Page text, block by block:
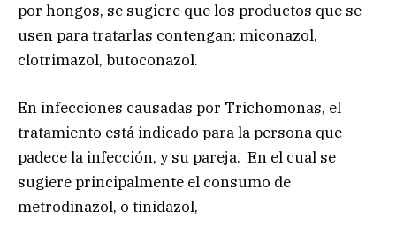
por hongos, se sugiere que los productos que se
usen para tratarlas contengan: miconazol,
clotrimazol, butoconazol.
En infecciones causadas por Trichomonas, el
tratamiento está indicado para la persona que
padece la infección, y su pareja. En el cual se
sugiere principalmente el consumo de
metrodinazol, o tinidazol,